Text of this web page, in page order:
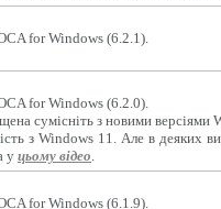
for Windows (6.2.1).
for Windows (6.2.0).
сумісніть з новими версіями
з Windows 11. Але в деяких
у цьому відео.
for Windows (6.1.9).